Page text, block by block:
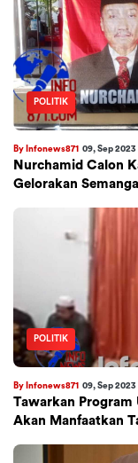
POLITIK
By Infonews871 09, Sep 2023
Nurchamid Calon
Gelorakan
POLITIK
By Infonews871 09, Sep 2023
Tawarkan Program
Akan Manfaatkan